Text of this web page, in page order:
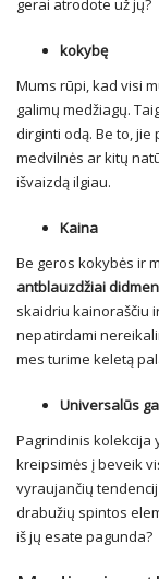
gerai atrodote už jų?
kokybę
Mums rūpi, kad visi
galimų medžiagų.
dirginti odą. Be to,
medvilnės ar kitų
išvaizdą ilgiau.
Kaina
Be geros kokybės ir
antblauzdžiai
skaidriu kainoraščiu
nepatirdami
mes turime keletą
Universalūs
Pagrindinis kolekcija
kreipsimės į beveik
vyraujančių
drabužių spintos
iš jų esate pagunda?